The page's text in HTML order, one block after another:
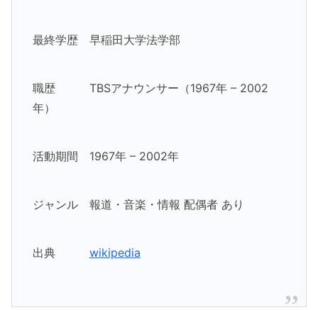
最終学歴 早稲田大学法学部
職歴 TBSアナウンサー（1967年 – 2002
年）
活動期間 1967年 – 2002年
ジャンル 報道・音楽・情報 配偶者 あり
出典 wikipedia